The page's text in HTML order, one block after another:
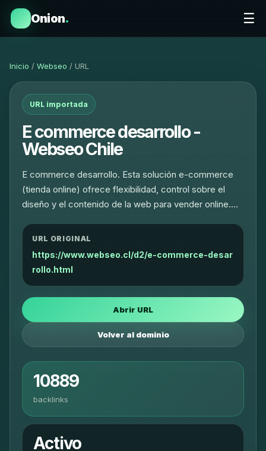
Onion. ☰
Inicio / Webseo / URL
URL importada
E commerce desarrollo -
Webseo Chile
E commerce desarrollo. Esta solución e-commerce
(tienda online) ofrece flexibilidad, control sobre el
diseño y el contenido de la web para vender online.…
URL ORIGINAL
https://www.webseo.cl/d2/e-commerce-desar
rollo.html
Abrir URL
Volver al dominio
10889
backlinks
Activo